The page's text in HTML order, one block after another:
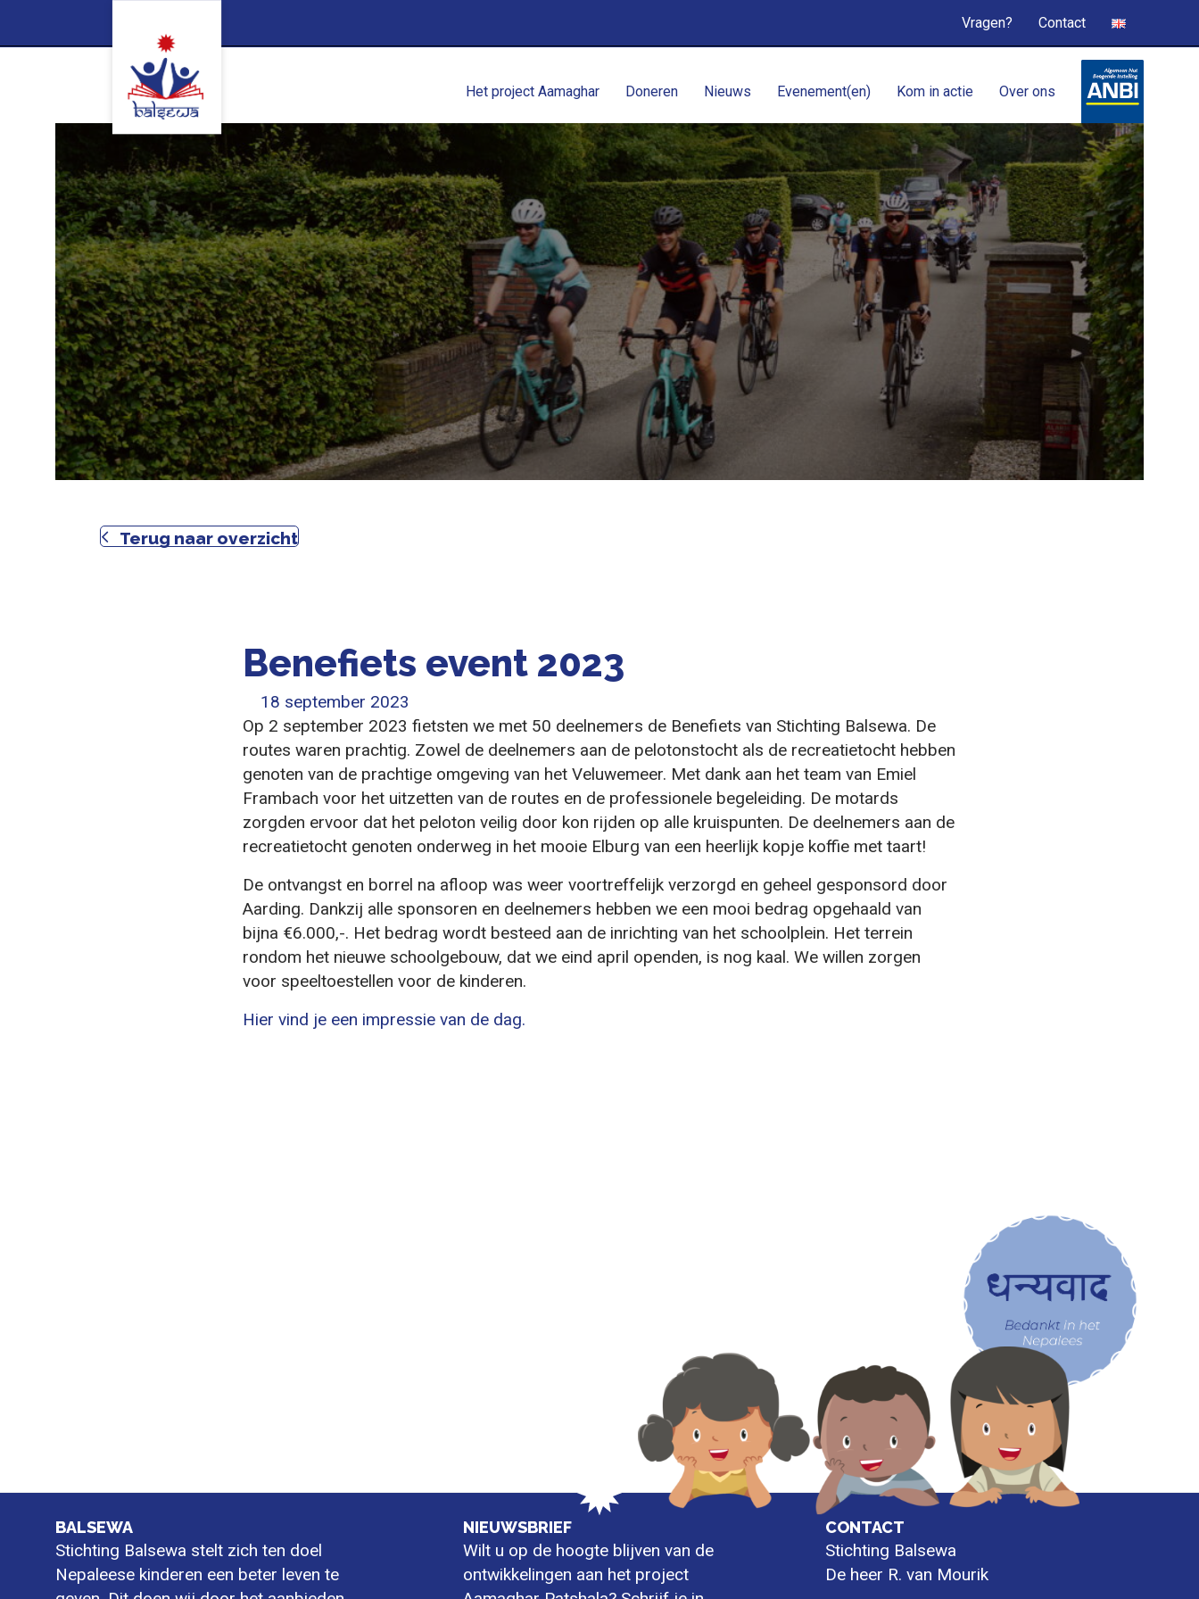
Vragen? Contact
Het project Aamaghar Doneren Nieuws Evenement(en) Kom in actie Over ons
Terug naar overzicht
Benefiets event 2023
18 september 2023
Op 2 september 2023 fietsten we met 50 deelnemers de Benefiets van Stichting Balsewa. De
routes waren prachtig. Zowel de deelnemers aan de pelotonstocht als de recreatietocht hebben
genoten van de prachtige omgeving van het Veluwemeer. Met dank aan het team van Emiel
Frambach voor het uitzetten van de routes en de professionele begeleiding. De motards
zorgden ervoor dat het peloton veilig door kon rijden op alle kruispunten. De deelnemers aan de
recreatietocht genoten onderweg in het mooie Elburg van een heerlijk kopje koffie met taart!
De ontvangst en borrel na afloop was weer voortreffelijk verzorgd en geheel gesponsord door
Aarding. Dankzij alle sponsoren en deelnemers hebben we een mooi bedrag opgehaald van
bijna €6.000,-. Het bedrag wordt besteed aan de inrichting van het schoolplein. Het terrein
rondom het nieuwe schoolgebouw, dat we eind april openden, is nog kaal. We willen zorgen
voor speeltoestellen voor de kinderen.
Hier vind je een impressie van de dag.
BALSEWA
Stichting Balsewa stelt zich ten doel
Nepaleese kinderen een beter leven te
NIEUWSBRIEF
Wilt u op de hoogte blijven van de
ontwikkelingen aan het project
CONTACT
Stichting Balsewa
De heer R. van Mourik